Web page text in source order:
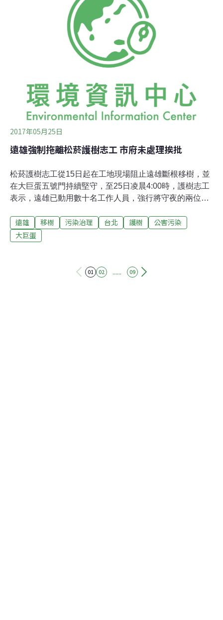
有公安重大疑慮，可知遠雄仍有BOT契約第19.3條第4款
「工程品質重大違失」之違約情形，我們呼籲柯市府儘速
以「可歸責於遠雄」之違約事由終止契約，勿讓本案繼續
歹戲拖棚。法院認證遠雄違法，限期改善到期已滿一年，
柯市府應儘速終止契約
2017年05月25日
遠雄強制拖離松菸護樹志工 市府未處理挨批
松菸護樹志工從15日起在工地現場阻止遠雄斷根移樹，並
在大巨蛋五號門持續堅守，至25日凌晨4:00時，護樹志工
表示，遠雄已動用數十名工作人員，強行將守夜的兩位女
歸還，遭遠雄強拖至圍牆邊限制行動。志工控訴，他們報
警控訴遠雄工作人員觸犯強制罪，警方到場卻不處理。松
遠雄卑躬屈膝成這樣，市長您對得起台北的下ㄧ代嗎？」
遠雄 移樹 污染治理 台北 護樹
公害污染
大巨蛋
01 02 ...... 09